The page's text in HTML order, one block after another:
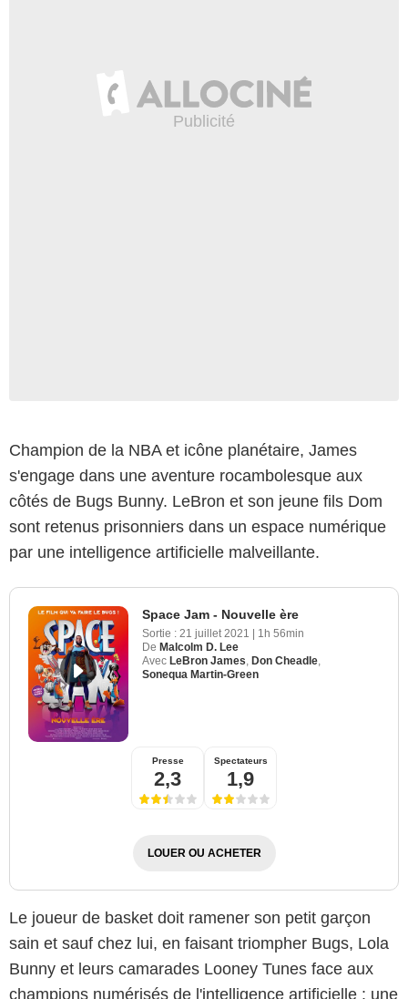
Champion de la NBA et icône planétaire, James
s'engage dans une aventure rocambolesque aux
côtés de Bugs Bunny. LeBron et son jeune fils Dom
sont retenus prisonniers dans un espace numérique
par une intelligence artificielle malveillante.
Space Jam - Nouvelle ère
Sortie : 21 juillet 2021 | 1h 56min
De Malcolm D. Lee
Avec LeBron James Don Cheadle
Sonequa Martin-Green
Presse
2,3
Spectateurs
1,9
LOUER OU ACHETER
Le joueur de basket doit ramener son petit garçon
sain et sauf chez lui, en faisant triompher Bugs, Lola
Bunny et leurs camarades Looney Tunes face aux
champions numérisés de l'intelligence artificielle : une